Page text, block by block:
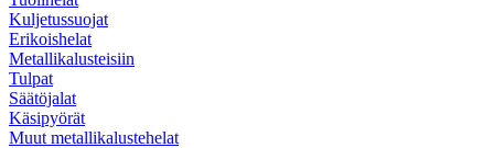
Kuljetussuojat
Erikoishelat
Metallikalusteisiin
Tulpat
Säätöjalat
Käsipyörät
Muut metallikalustehelat